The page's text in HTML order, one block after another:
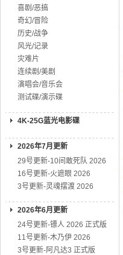
喜剧/恶搞
奇幻/冒险
历史/战争
风光/记录
灾难片
连续剧/美剧
演唱会/音乐会
测试碟/演示碟
4K-25G蓝光电影碟
2026年7月更新
29号更新-10间敢死队 2026
16号更新-火遮眼 2026
3号更新-灵魂摆渡 2026
2026年6月更新
24号更新-镖人 2026 正式版
11号更新-木乃伊 2026
3号更新-阿凡达3 正式版